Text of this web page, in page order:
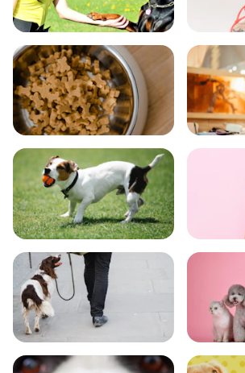
飼い方 健康
食事 お手入れ
トレーニング グッズ
おでかけ 図鑑